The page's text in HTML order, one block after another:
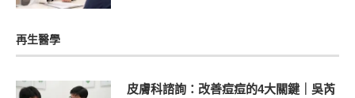
再生醫學
皮膚科諮詢：改善痘痘的4大關鍵｜吳芮